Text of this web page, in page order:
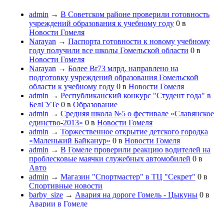
admin → В Советском районе проверили готовность
учреждений образования к учебному году 0 в
Новости Гомеля
Narayan → Паспорта готовности к новому учебному
году получили все школы Гомельской области 0 в
Новости Гомеля
Narayan → Более Br73 млрд. направлено на
подготовку учреждений образования Гомельской
области к учебному году 0 в Новости Гомеля
admin → Республиканский конкурс "Студент года" в
БелГУТе 0 в Образование
admin → Средняя школа №5 о фестивале «Славянское
единство-2013» 0 в Новости Гомеля
admin → Торжественное открытие детского городка
«Маленький Байканур» 0 в Новости Гомеля
admin → В Гомеле проверили реакцию водителей на
проблесковые маячки служебных автомобилей 0 в
Авто
admin → Магазин "Спортмастер" в ТЦ "Секрет" 0 в
Спортивные новости
barby_size → Авария на дороге Гомель - Цыкуны 0 в
Аварии в Гомеле